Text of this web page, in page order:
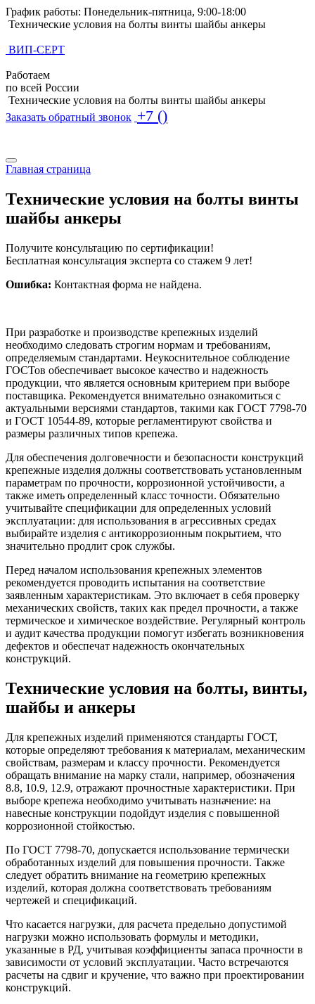
График работы: Понедельник-пятница, 9:00-18:00
Технические условия на болты винты шайбы анкеры
ВИП-СЕРТ
Работаем
по всей России
Технические условия на болты винты шайбы анкеры
Заказать обратный звонок +7 ()
Главная страница
Технические условия на болты винты
шайбы анкеры
Получите консультацию по сертификации!
Бесплатная консультация эксперта со стажем 9 лет!
Ошибка: Контактная форма не найдена.
При разработке и производстве крепежных изделий
необходимо следовать строгим нормам и требованиям,
определяемым стандартами. Неукоснительное соблюдение
ГОСТов обеспечивает высокое качество и надежность
продукции, что является основным критерием при выборе
поставщика. Рекомендуется внимательно ознакомиться с
актуальными версиями стандартов, такими как ГОСТ 7798-70
и ГОСТ 10544-89, которые регламентируют свойства и
размеры различных типов крепежа.
Для обеспечения долговечности и безопасности конструкций
крепежные изделия должны соответствовать установленным
параметрам по прочности, коррозионной устойчивости, а
также иметь определенный класс точности. Обязательно
учитывайте спецификации для определенных условий
эксплуатации: для использования в агрессивных средах
выбирайте изделия с антикоррозионным покрытием, что
значительно продлит срок службы.
Перед началом использования крепежных элементов
рекомендуется проводить испытания на соответствие
заявленным характеристикам. Это включает в себя проверку
механических свойств, таких как предел прочности, а также
термическое и химическое воздействие. Регулярный контроль
и аудит качества продукции помогут избегать возникновения
дефектов и обеспечат надежность окончательных
конструкций.
Технические условия на болты, винты,
шайбы и анкеры
Для крепежных изделий применяются стандарты ГОСТ,
которые определяют требования к материалам, механическим
свойствам, размерам и классу прочности. Рекомендуется
обращать внимание на марку стали, например, обозначения
8.8, 10.9, 12.9, отражают прочностные характеристики. При
выборе крепежа необходимо учитывать назначение: на
навесные конструкции подойдут изделия с повышенной
коррозионной стойкостью.
По ГОСТ 7798-70, допускается использование термически
обработанных изделий для повышения прочности. Также
следует обратить внимание на геометрию крепежных
изделий, которая должна соответствовать требованиям
чертежей и спецификаций.
Что касается нагрузки, для расчета предельно допустимой
нагрузки можно использовать формулы и методики,
указанные в РД, учитывая коэффициенты запаса прочности в
зависимости от условий эксплуатации. Часто встречаются
расчеты на сдвиг и кручение, что важно при проектировании
конструкций.